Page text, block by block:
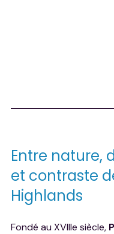
Entre nature,
et contraste
Highlands
Fondé au XVIIIe siècle,